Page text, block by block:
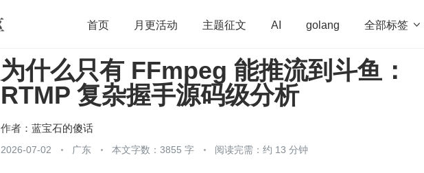
首页 月更活动 主题征文 AI golang 全部标签 
开源 架构 OpenHarmony 算法 学习方法 Web3.0
团队管理 程序员 运维 深度思考
为什么只有 FFmpeg 能推流到斗鱼：
RTMP 复杂握手源码级分析
作者： 蓝宝石的傻话
2026-07-02 广东 本文字数：3855 字 阅读完需：约 13 分钟